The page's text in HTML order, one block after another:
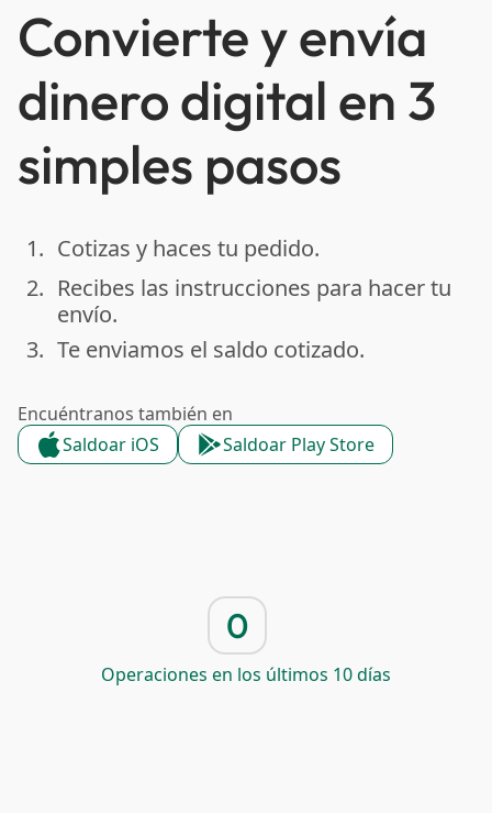
Convierte y envía
dinero digital en 3
simples pasos
done
1. Cotizas y haces tu pedido.
done
2. Recibes las instrucciones para hacer tu
envío.
done
3. Te enviamos el saldo cotizado.
Encuéntranos también en
Saldoar iOS
Saldoar Play Store
0
Operaciones en los últimos 10 días